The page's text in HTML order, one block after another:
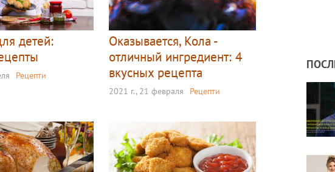
детей:
Рецепти
Оказывается, Кола -
отличный ингредиент: 4
вкусных рецепта
2021 г., 21 февраля Рецепти